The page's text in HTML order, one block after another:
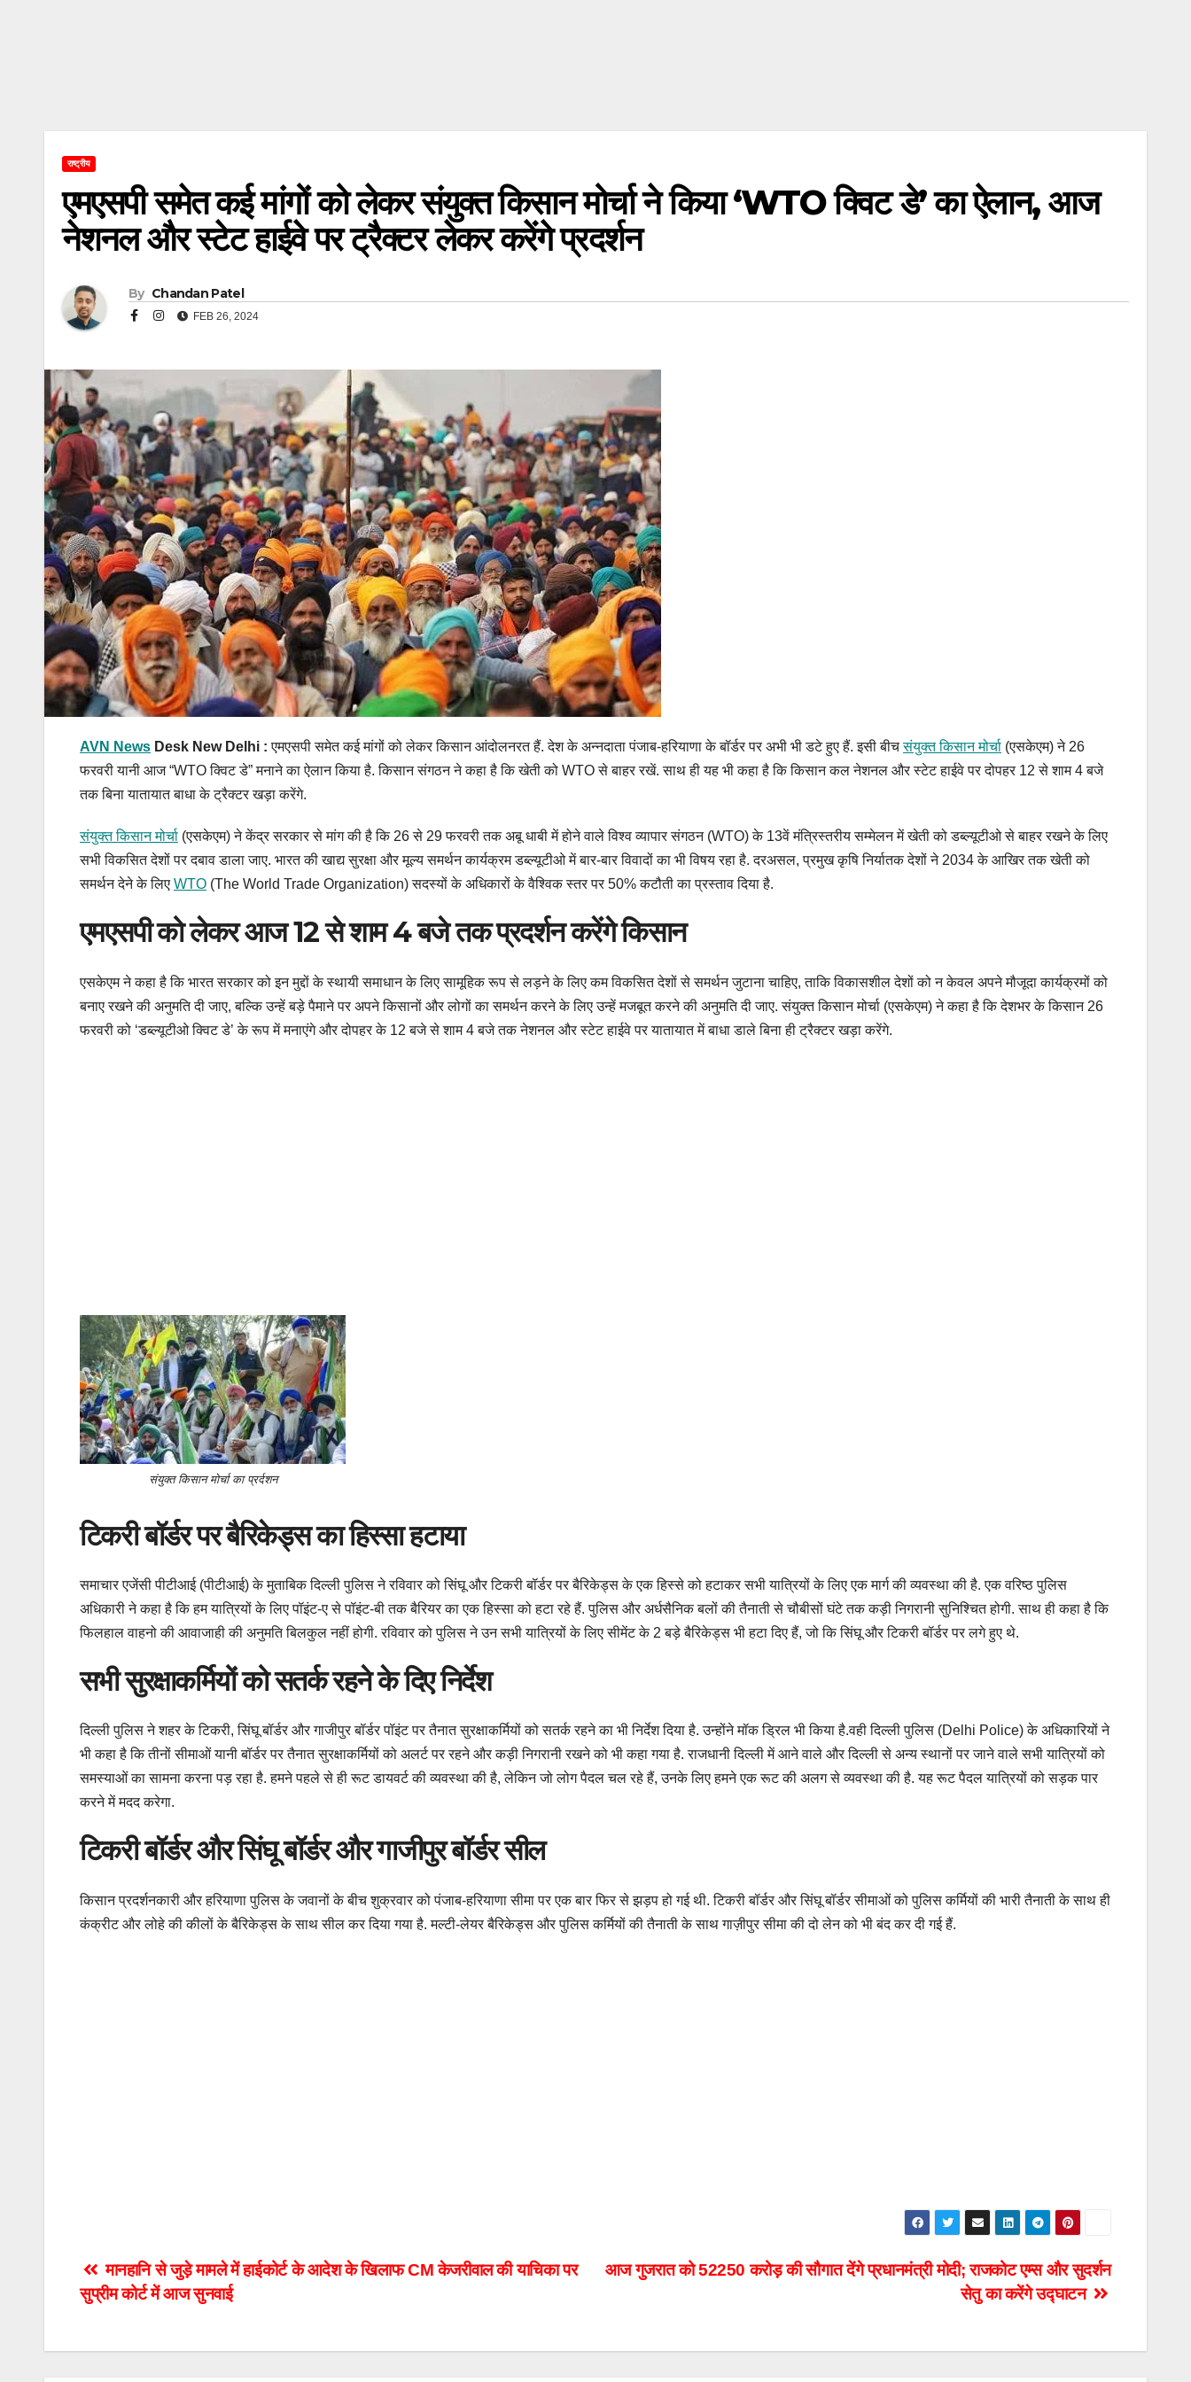
राष्ट्रीय
एमएसपी समेत कई मांगों को लेकर संयुक्त किसान मोर्चा ने किया ‘WTO क्विट डे’ का ऐलान, आज
नेशनल और स्टेट हाईवे पर ट्रैक्टर लेकर करेंगे प्रदर्शन
By Chandan Patel
FEB 26, 2024
AVN News Desk New Delhi : एमएसपी समेत कई मांगों को लेकर किसान आंदोलनरत हैं. देश के अन्नदाता पंजाब-हरियाणा के बॉर्डर पर अभी भी डटे हुए हैं. इसी बीचसंयुक्त किसान मोर्चा (एसकेएम) ने 26
फरवरी यानी आज “WTO क्विट डे” मनाने का ऐलान किया है. किसान संगठन ने कहा है कि खेती को WTO से बाहर रखें. साथ ही यह भी कहा है कि किसान कल नेशनल और स्टेट हाईवे पर दोपहर 12 से शाम 4 बजे
तक बिना यातायात बाधा के ट्रैक्टर खड़ा करेंगे.
संयुक्त किसान मोर्चा (एसकेएम) ने केंद्र सरकार से मांग की है कि 26 से 29 फरवरी तक अबू धाबी में होने वाले विश्व व्यापार संगठन (WTO) के 13वें मंत्रिस्तरीय सम्मेलन में खेती को डब्ल्यूटीओ से बाहर रखने के लिए
सभी विकसित देशों पर दबाव डाला जाए. भारत की खाद्य सुरक्षा और मूल्य समर्थन कार्यक्रम डब्ल्यूटीओ में बार-बार विवादों का भी विषय रहा है. दरअसल, प्रमुख कृषि निर्यातक देशों ने 2034 के आखिर तक खेती को
समर्थन देने के लिए WTO (The World Trade Organization) सदस्यों के अधिकारों के वैश्विक स्तर पर 50% कटौती का प्रस्ताव दिया है.
एमएसपी को लेकर आज 12 से शाम 4 बजे तक प्रदर्शन करेंगे किसान
एसकेएम ने कहा है कि भारत सरकार को इन मुद्दों के स्थायी समाधान के लिए सामूहिक रूप से लड़ने के लिए कम विकसित देशों से समर्थन जुटाना चाहिए, ताकि विकासशील देशों को न केवल अपने मौजूदा कार्यक्रमों को
बनाए रखने की अनुमति दी जाए, बल्कि उन्हें बड़े पैमाने पर अपने किसानों और लोगों का समर्थन करने के लिए उन्हें मजबूत करने की अनुमति दी जाए. संयुक्त किसान मोर्चा (एसकेएम) ने कहा है कि देशभर के किसान 26
फरवरी को ‘डब्ल्यूटीओ क्विट डे’ के रूप में मनाएंगे और दोपहर के 12 बजे से शाम 4 बजे तक नेशनल और स्टेट हाईवे पर यातायात में बाधा डाले बिना ही ट्रैक्टर खड़ा करेंगे.
संयुक्त किसान मोर्चा का प्रर्दशन
टिकरी बॉर्डर पर बैरिकेड्स का हिस्सा हटाया
समाचार एजेंसी पीटीआई (पीटीआई) के मुताबिक दिल्ली पुलिस ने रविवार को सिंघू और टिकरी बॉर्डर पर बैरिकेड्स के एक हिस्से को हटाकर सभी यात्रियों के लिए एक मार्ग की व्यवस्था की है. एक वरिष्ठ पुलिस
अधिकारी ने कहा है कि हम यात्रियों के लिए पॉइंट-ए से पॉइंट-बी तक बैरियर का एक हिस्सा को हटा रहे हैं. पुलिस और अर्धसैनिक बलों की तैनाती से चौबीसों घंटे तक कड़ी निगरानी सुनिश्चित होगी. साथ ही कहा है कि
फिलहाल वाहनो की आवाजाही की अनुमति बिलकुल नहीं होगी. रविवार को पुलिस ने उन सभी यात्रियों के लिए सीमेंट के 2 बड़े बैरिकेड्स भी हटा दिए हैं, जो कि सिंघू और टिकरी बॉर्डर पर लगे हुए थे.
सभी सुरक्षाकर्मियों को सतर्क रहने के दिए निर्देश
दिल्ली पुलिस ने शहर के टिकरी, सिंघू बॉर्डर और गाजीपुर बॉर्डर पॉइंट पर तैनात सुरक्षाकर्मियों को सतर्क रहने का भी निर्देश दिया है. उन्होंने मॉक ड्रिल भी किया है.वही दिल्ली पुलिस (Delhi Police) के अधिकारियों ने
भी कहा है कि तीनों सीमाओं यानी बॉर्डर पर तैनात सुरक्षाकर्मियों को अलर्ट पर रहने और कड़ी निगरानी रखने को भी कहा गया है. राजधानी दिल्ली में आने वाले और दिल्ली से अन्य स्थानों पर जाने वाले सभी यात्रियों को
समस्याओं का सामना करना पड़ रहा है. हमने पहले से ही रूट डायवर्ट की व्यवस्था की है, लेकिन जो लोग पैदल चल रहे हैं, उनके लिए हमने एक रूट की अलग से व्यवस्था की है. यह रूट पैदल यात्रियों को सड़क पार
करने में मदद करेगा.
टिकरी बॉर्डर और सिंघू बॉर्डर और गाजीपुर बॉर्डर सील
किसान प्रदर्शनकारी और हरियाणा पुलिस के जवानों के बीच शुक्रवार को पंजाब-हरियाणा सीमा पर एक बार फिर से झड़प हो गई थी. टिकरी बॉर्डर और सिंघू बॉर्डर सीमाओं को पुलिस कर्मियों की भारी तैनाती के साथ ही
कंक्रीट और लोहे की कीलों के बैरिकेड्स के साथ सील कर दिया गया है. मल्टी-लेयर बैरिकेड्स और पुलिस कर्मियों की तैनाती के साथ गाज़ीपुर सीमा की दो लेन को भी बंद कर दी गई हैं.
Post
navigation
आज गुजरात को 52250 करोड़ की सौगात देंगे प्रधानमंत्री मोदी; राजकोट एम्स और सुदर्शन
सेतु का करेंगे उद्घाटन
मानहानि से जुड़े मामले में हाईकोर्ट के आदेश के खिलाफ CM केजरीवाल की याचिका पर
सुप्रीम कोर्ट में आज सुनवाई